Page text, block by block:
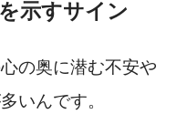
示すサイン
の奥に潜む不安や
いんです。